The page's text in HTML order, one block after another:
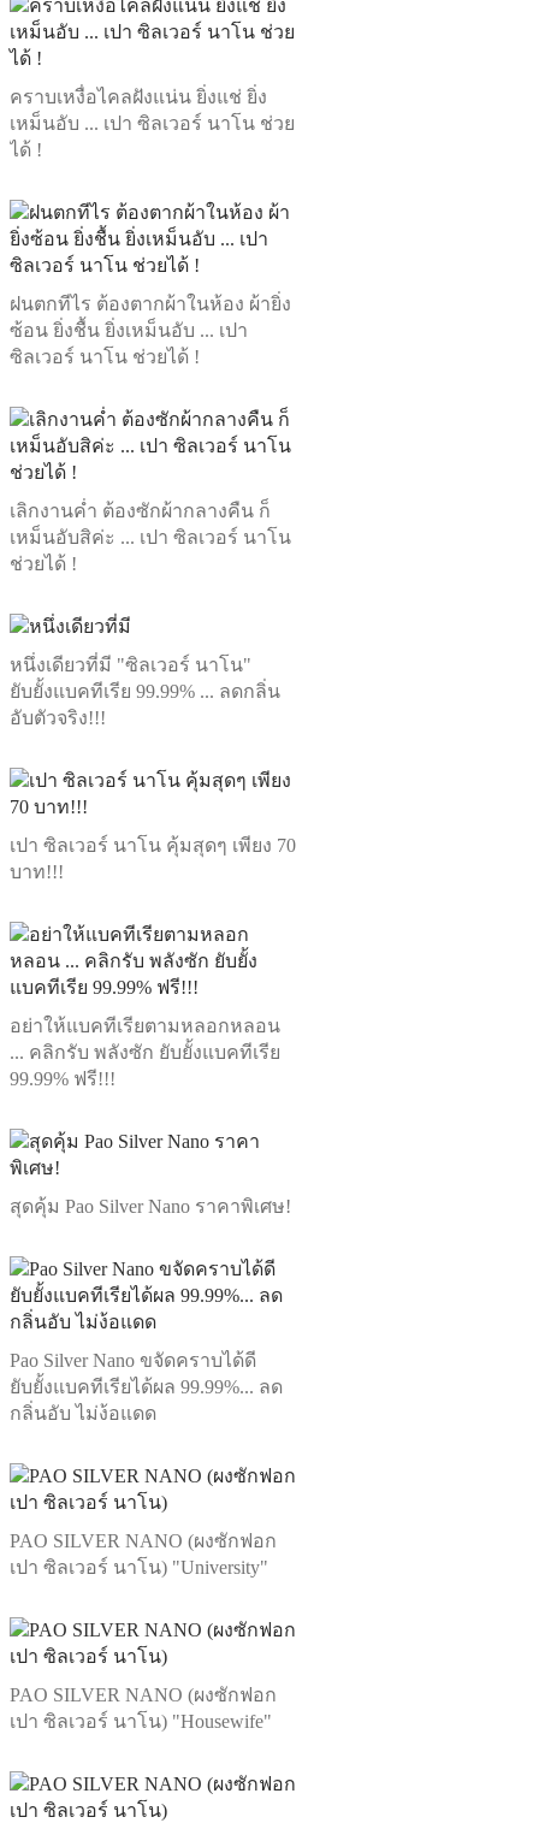
คราบเหงื่อไคลฝังแน่น ยิ่งแช่ ยิ่ง
เหม็นอับ ... เปา ซิลเวอร์ นาโน ช่วย
ได้ !
ฝนตกทีไร ต้องตากผ้าในห้อง ผ้ายิ่ง
ซ้อน ยิ่งชื้น ยิ่งเหม็นอับ ... เปา
ซิลเวอร์ นาโน ช่วยได้ !
เลิกงานค่ำ ต้องซักผ้ากลางคืน ก็
เหม็นอับสิค่ะ ... เปา ซิลเวอร์ นาโน
ช่วยได้ !
หนึ่งเดียวที่มี "ซิลเวอร์ นาโน"
ยับยั้งแบคทีเรีย 99.99% ... ลดกลิ่น
อับตัวจริง!!!
เปา ซิลเวอร์ นาโน คุ้มสุดๆ เพียง 70
บาท!!!
อย่าให้แบคทีเรียตามหลอกหลอน
... คลิกรับ พลังซัก ยับยั้งแบคทีเรีย
99.99% ฟรี!!!
สุดคุ้ม Pao Silver Nano ราคาพิเศษ!
Pao Silver Nano ขจัดคราบได้ดี
ยับยั้งแบคทีเรียได้ผล 99.99%... ลด
กลิ่นอับ ไม่ง้อแดด
PAO SILVER NANO (ผงซักฟอก
เปา ซิลเวอร์ นาโน) "University"
PAO SILVER NANO (ผงซักฟอก
เปา ซิลเวอร์ นาโน) "Housewife"